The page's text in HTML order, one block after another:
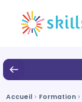
Accueil Formation